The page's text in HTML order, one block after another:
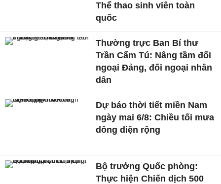
Thể thao sinh viên toàn
quốc
Thường trực Ban Bí thư
Trần Cẩm Tú: Nâng tầm đối
ngoại Đảng, đối ngoại nhân
dân
Dự báo thời tiết miền Nam
ngày mai 6/8: Chiều tối mưa
dông diện rộng
Bộ trưởng Quốc phòng:
Thực hiện Chiến dịch 500